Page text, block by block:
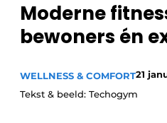
Personeel & Opleiding
Moderne
bewoners én
WELLNESS & COMFORT21
Tekst & beeld: Techogym